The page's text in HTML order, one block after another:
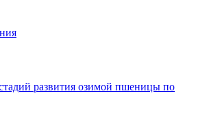
развития озимой пшеницы по